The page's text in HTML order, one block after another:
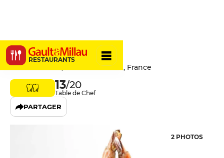
RESTAURANTS
C'Yusha
12 Rue Ausone, 33000 Bordeaux, France
13/20
Table de Chef
PARTAGER
2 PHOTOS